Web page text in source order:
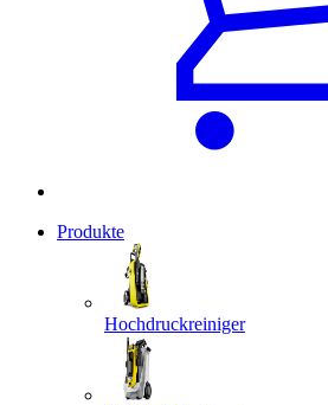
Produkte
Hochdruckreiniger